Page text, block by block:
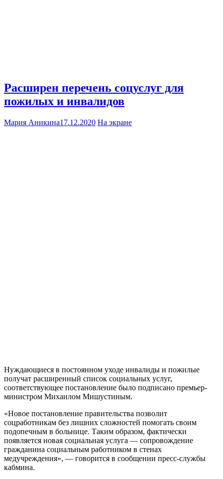
Расширен перечень соцуслуг для
пожилых и инвалидов
Мария Аникина17.12.2020 На экране
Нуждающиеся в постоянном уходе инвалиды и пожилые
получат расширенный список социальных услуг,
соответствующее постановление было подписано премьер-
министром Михаилом Мишустиным.
«Новое постановление правительства позволит
соцработникам без лишних сложностей помогать своим
подопечным в больнице. Таким образом, фактически
появляется новая социальная услуга — сопровождение
гражданина социальным работником в стенах
медучреждения», — говорится в сообщении пресс-службы
кабмина.